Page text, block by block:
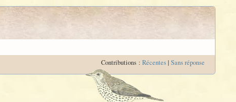
Contributions : Récentes| Sans réponse